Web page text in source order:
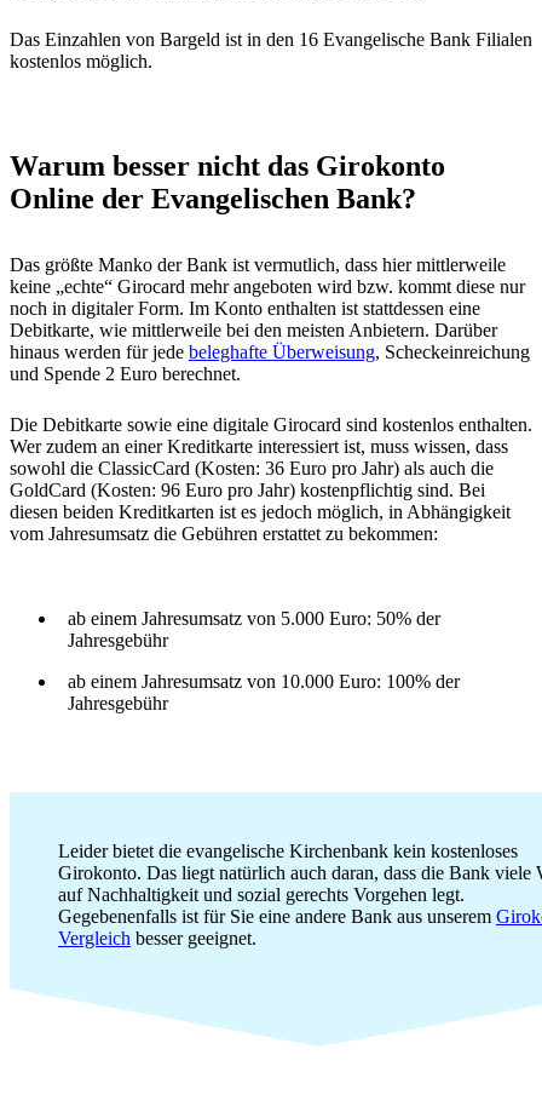
Das Einzahlen von Bargeld ist in den 16 Evangelische Bank Filialen
kostenlos möglich.
Warum besser nicht das Girokonto
Online der Evangelischen Bank?
Das größte Manko der Bank ist vermutlich, dass hier mittlerweile
keine „echte“ Girocard mehr angeboten wird bzw. kommt diese nur
noch in digitaler Form. Im Konto enthalten ist stattdessen eine
Debitkarte, wie mittlerweile bei den meisten Anbietern. Darüber
hinaus werden für jede beleghafte Überweisung, Scheckeinreichung
und Spende 2 Euro berechnet.
Die Debitkarte sowie eine digitale Girocard sind kostenlos enthalten.
Wer zudem an einer Kreditkarte interessiert ist, muss wissen, dass
sowohl die ClassicCard (Kosten: 36 Euro pro Jahr) als auch die
GoldCard (Kosten: 96 Euro pro Jahr) kostenpflichtig sind. Bei
diesen beiden Kreditkarten ist es jedoch möglich, in Abhängigkeit
vom Jahresumsatz die Gebühren erstattet zu bekommen:
ab einem Jahresumsatz von 5.000 Euro: 50% der
Jahresgebühr
ab einem Jahresumsatz von 10.000 Euro: 100% der
Jahresgebühr
Leider bietet die evangelische Kirchenbank kein kostenloses
Girokonto. Das liegt natürlich auch daran, dass die Bank viele
auf Nachhaltigkeit und sozial gerechts Vorgehen legt.
Gegebenenfalls ist für Sie eine andere Bank aus unserem
Vergleich besser geeignet.